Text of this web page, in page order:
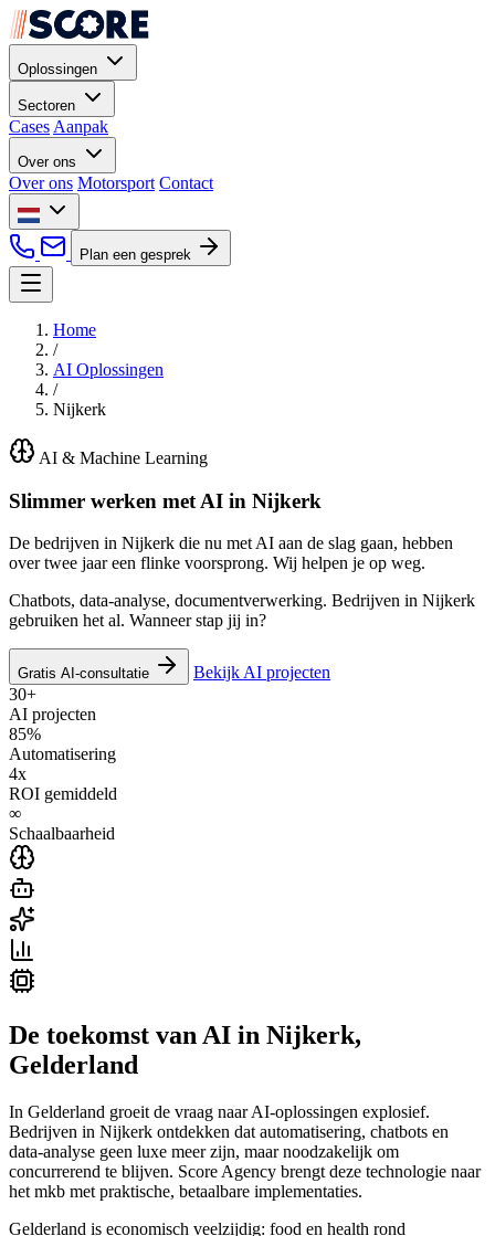
Oplossingen
Sectoren
Cases Aanpak
Over ons
Over ons Motorsport Contact
Plan een gesprek
Home
/
AI Oplossingen
/
Nijkerk
AI & Machine Learning
Slimmer werken met AI in Nijkerk
De bedrijven in Nijkerk die nu met AI aan de slag gaan, hebben
over twee jaar een flinke voorsprong. Wij helpen je op weg.
Chatbots, data-analyse, documentverwerking. Bedrijven in Nijkerk
gebruiken het al. Wanneer stap jij in?
Gratis AI-consultatie
Bekijk AI projecten
30+
AI projecten
85%
Automatisering
4x
ROI gemiddeld
∞
Schaalbaarheid
De toekomst van AI in Nijkerk,
Gelderland
In Gelderland groeit de vraag naar AI-oplossingen explosief.
Bedrijven in Nijkerk ontdekken dat automatisering, chatbots en
data-analyse geen luxe meer zijn, maar noodzakelijk om
concurrerend te blijven. Score Agency brengt deze technologie naar
het mkb met praktische, betaalbare implementaties.
Gelderland is economisch veelzijdig: food en health rond